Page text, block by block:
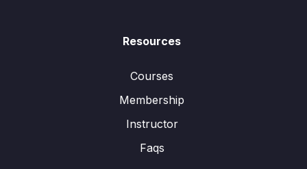
Resources
Courses
Membership
Instructor
Faqs